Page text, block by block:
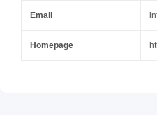
Email
Homepage